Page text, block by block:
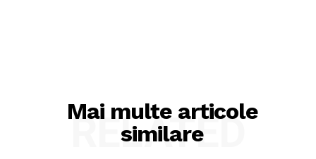
Mai multe articole
similare
RELATED